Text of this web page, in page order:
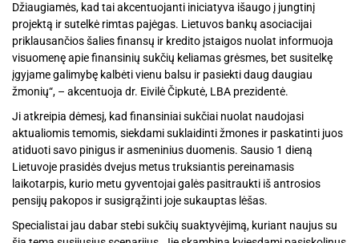
Džiaugiamės, kad tai akcentuojanti iniciatyva išaugo į jungtinį
projektą ir sutelkė rimtas pajėgas. Lietuvos bankų asociacijai
priklausančios šalies finansų ir kredito įstaigos nuolat informuoja
visuomenę apie finansinių sukčių keliamas grėsmes, bet susitelkę
įgyjame galimybę kalbėti vienu balsu ir pasiekti daug daugiau
žmonių“, – akcentuoja dr. Eivilė Čipkutė, LBA prezidentė.
Ji atkreipia dėmesį, kad finansiniai sukčiai nuolat naudojasi
aktualiomis temomis, siekdami suklaidinti žmones ir paskatinti juos
atiduoti savo pinigus ir asmeninius duomenis. Sausio 1 dieną
Lietuvoje prasidės dvejus metus truksiantis pereinamasis
laikotarpis, kurio metu gyventojai galės pasitraukti iš antrosios
pensijų pakopos ir susigrąžinti joje sukauptas lėšas.
Specialistai jau dabar stebi sukčių suaktyvėjimą, kuriant naujus su